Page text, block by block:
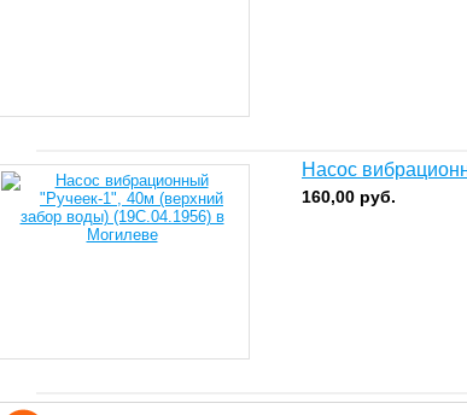
Насос
160,00 руб.